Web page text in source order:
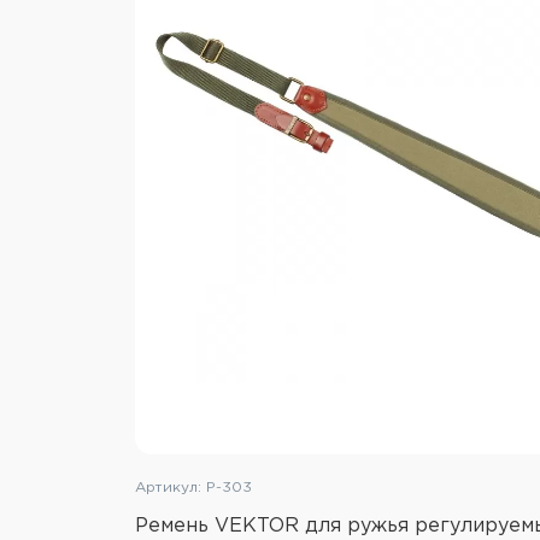
Артикул: Р-303
Ремень VEKTOR для ружья